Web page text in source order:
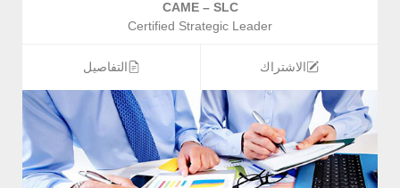
CAME – SLC
Certified Strategic Leader
الاشتراك التفاصيل